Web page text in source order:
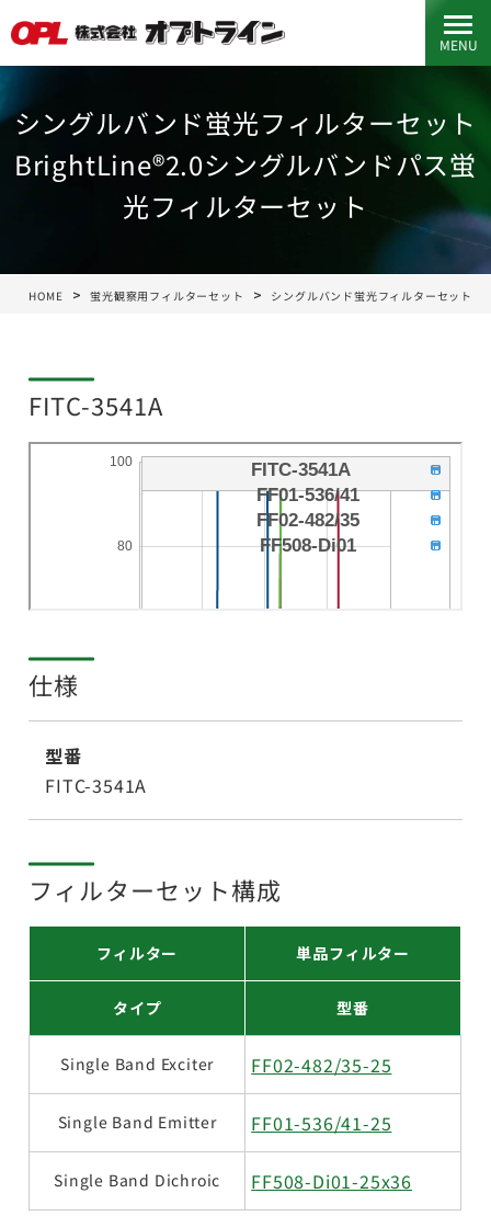
MENU
シングルバンド蛍光フィルターセット
BrightLine®2.0シングルバンドパス蛍
光フィルターセット
HOME 蛍光観察用フィルターセット シングルバンド蛍光フィルターセット
FITC-3541A
仕様
型番
FITC-3541A
フィルターセット構成
フィルター 単品フィルター
タイプ 型番
Single Band Exciter FF02-482/35-25
Single Band Emitter FF01-536/41-25
Single Band Dichroic FF508-Di01-25x36